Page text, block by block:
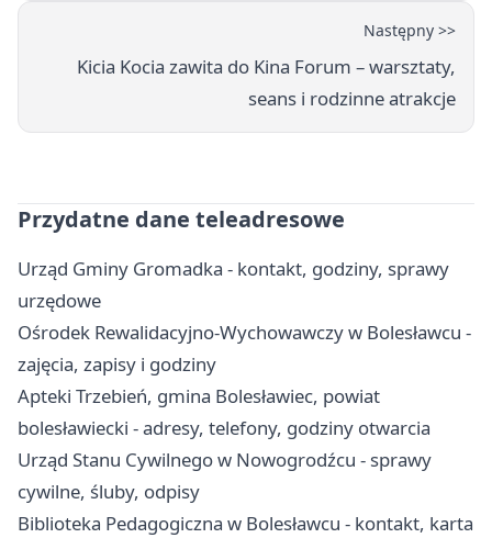
Następny >>
Kicia Kocia zawita do Kina Forum – warsztaty,
seans i rodzinne atrakcje
Przydatne dane teleadresowe
Urząd Gminy Gromadka - kontakt, godziny, sprawy
urzędowe
Ośrodek Rewalidacyjno-Wychowawczy w Bolesławcu -
zajęcia, zapisy i godziny
Apteki Trzebień, gmina Bolesławiec, powiat
bolesławiecki - adresy, telefony, godziny otwarcia
Urząd Stanu Cywilnego w Nowogrodźcu - sprawy
cywilne, śluby, odpisy
Biblioteka Pedagogiczna w Bolesławcu - kontakt, karta